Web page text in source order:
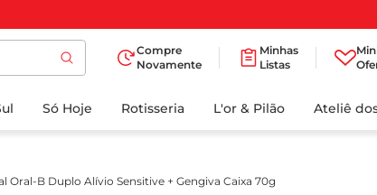
Compre
Novamente
Minhas
Listas
Só Hoje Rotisseria L'or & Pilão Ateliê
Oral-B Duplo Alívio Sensitive + Gengiva Caixa 70g
BUSCADOS